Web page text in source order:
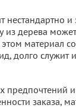
нестандартно
из дерева
материал
долго служит
предпочтений и
заказа,